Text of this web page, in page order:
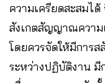
ความเครียดสะสมไ
สังเกตสัญญาณความ
โดยควรจัดให้มีการส
ระหว่างปฏิบัติงาน มี